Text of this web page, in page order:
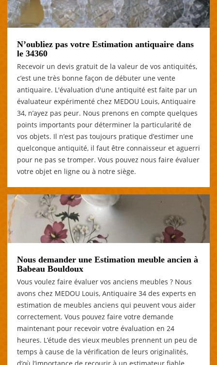
N’oubliez pas votre Estimation antiquaire dans
le 34360
Recevoir un devis gratuit de la valeur de vos antiquités,
c’est une très bonne façon de débuter une vente
antiquaire. L'évaluation d'une antiquité est faite par un
évaluateur expérimenté chez MEDOU Louis, Antiquaire
34, n’ayez pas peur. Nous prenons en compte quelques
points importants pour déterminer la particularité de
vos objets. Il n’est pas toujours pratique d’estimer une
quelconque antiquité, il faut être connaisseur et aguerri
pour ne pas se tromper. Vous pouvez nous faire évaluer
votre objet en ligne ou à notre siège.
Nous demander une Estimation meuble ancien à
Babeau Bouldoux
Vous voulez faire évaluer vos anciens meubles ? Nous
avons chez MEDOU Louis, Antiquaire 34 des experts en
estimation de meubles anciens qui peuvent vous aider
correctement. Vous pouvez faire votre demande
maintenant pour recevoir votre évaluation en 24
heures. L’étude des vieux meubles prennent un peu de
temps à cause de la vérification de leurs originalités,
d’où l’importance de recourir à un estimateur fiable.